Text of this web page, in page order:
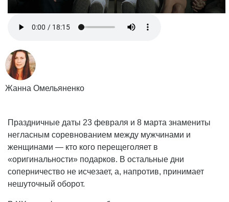
Праздничные даты 23 февраля и 8 марта знамениты
негласным соревнованием между мужчинами и
женщинами — кто кого перещеголяет в
«оригинальности» подарков. В остальные дни
соперничество не исчезает, а, напротив, принимает
нешуточный оборот.
Жанна Омельяненко